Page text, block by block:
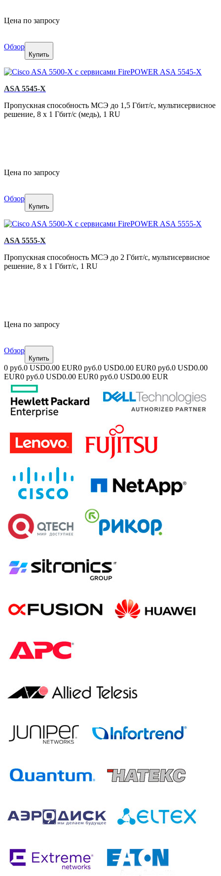
Цена по запросу
Обзор
Купить
ASA 5545-X
Пропускная способность МСЭ до 1,5 Гбит/с, мультисервисное
решение, 8 x 1 Гбит/с (медь), 1 RU
Цена по запросу
Обзор
Купить
ASA 5555-X
Пропускная способность МСЭ до 2 Гбит/с, мультисервисное
решение, 8 x 1 Гбит/с, 1 RU
Цена по запросу
Обзор
Купить
0 руб.0 USD0.00 EUR0 руб.0 USD0.00 EUR0 руб.0 USD0.00
EUR0 руб.0 USD0.00 EUR0 руб.0 USD0.00 EUR